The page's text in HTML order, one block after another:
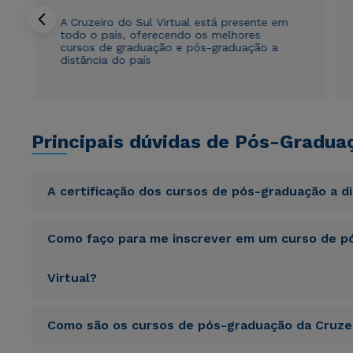
A Cruzeiro do Sul Virtual está presente em
todo o país, oferecendo os melhores
cursos de graduação e pós-graduação a
distância do país
Principais dúvidas de Pós-
A certificação dos cursos de pós-graduação a
totam rem aperiam, eaque ipsa quae ab illo inventore
consequuntur magni dolores eos qui ratione voluptatem
Como faço para me inscrever em um curso de
Virtual?
totam rem aperiam, eaque ipsa quae ab illo inventore
Como são os cursos de pós-graduação da